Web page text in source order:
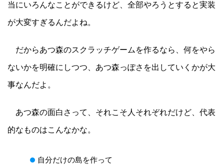
当にいろんなことができるけど、全部やろうとすると実装
が大変すぎるんだよね。
だからあつ森のスクラッチゲームを作るなら、何をやら
ないかを明確にしつつ、あつ森っぽさを出していくかが大
事なんだよ。
あつ森の面白さって、それこそ人それぞれだけど、代表
的なものはこんなかな。
自分だけの島を作って